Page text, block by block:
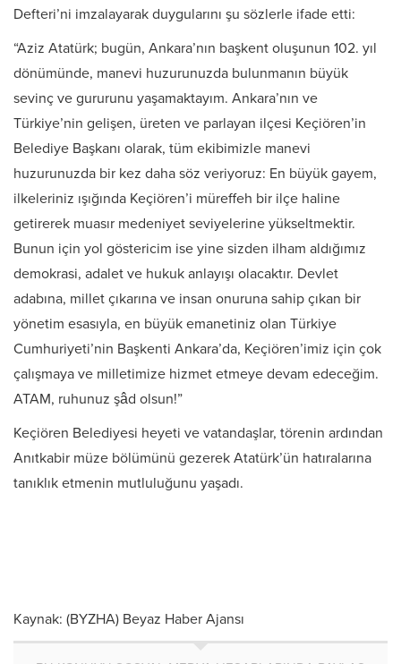
Defteri’ni imzalayarak duygularını şu sözlerle ifade etti:
“Aziz Atatürk; bugün, Ankara’nın başkent oluşunun 102. yıl
dönümünde, manevi huzurunuzda bulunmanın büyük
sevinç ve gururunu yaşamaktayım. Ankara’nın ve
Türkiye’nin gelişen, üreten ve parlayan ilçesi Keçiören’in
Belediye Başkanı olarak, tüm ekibimizle manevi
huzurunuzda bir kez daha söz veriyoruz: En büyük gayem,
ilkeleriniz ışığında Keçiören’i müreffeh bir ilçe haline
getirerek muasır medeniyet seviyelerine yükseltmektir.
Bunun için yol göstericim ise yine sizden ilham aldığımız
demokrasi, adalet ve hukuk anlayışı olacaktır. Devlet
adabına, millet çıkarına ve insan onuruna sahip çıkan bir
yönetim esasıyla, en büyük emanetiniz olan Türkiye
Cumhuriyeti’nin Başkenti Ankara’da, Keçiören’imiz için çok
çalışmaya ve milletimize hizmet etmeye devam edeceğim.
ATAM, ruhunuz şâd olsun!”
Keçiören Belediyesi heyeti ve vatandaşlar, törenin ardından
Anıtkabir müze bölümünü gezerek Atatürk’ün hatıralarına
tanıklık etmenin mutluluğunu yaşadı.
Kaynak: (BYZHA) Beyaz Haber Ajansı